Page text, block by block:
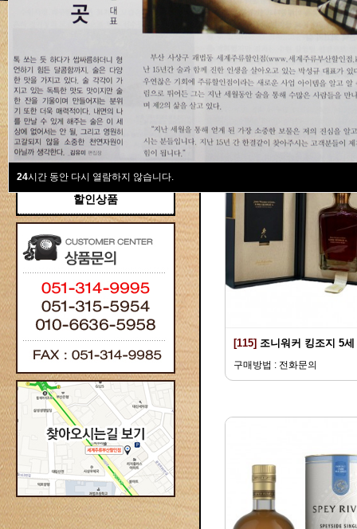
24시간 동안 다시 열람하지 않습니다.
새계주류부산할인점
위스키
브랜디/꼬냑
와인선물세트
와인
선물용
할인상품
Total 115건1 페이지
[115] 조니워커 킹조지 5세
구매방법 : 전화문의